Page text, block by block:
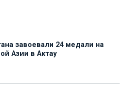
завоевали 24 медали на
Азии в Актау